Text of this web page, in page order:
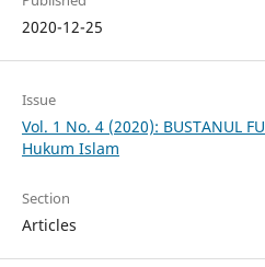
2020-12-25
Issue
Vol. 1 No. 4 (2020): BUSTANUL
Hukum Islam
Section
Articles